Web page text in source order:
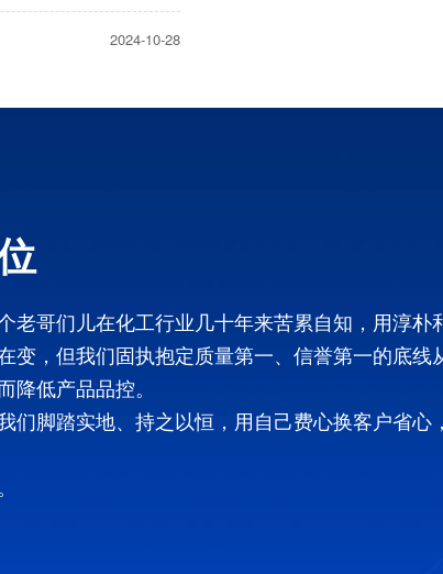
2024-10-28
哥们儿在化工行业几十年来苦累自知，用淳朴
，但我们固执抱定质量第一、信誉第一的底
低产品品控。
脚踏实地、持之以恒，用自己费心换客户省